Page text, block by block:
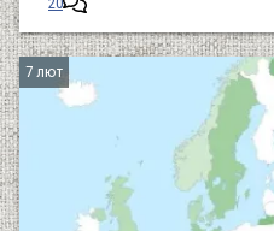
7 лют